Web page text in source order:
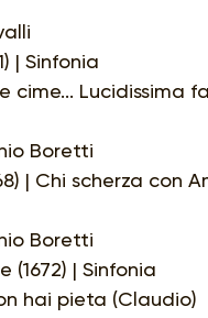
| Sinfonia
cime... Lucidissima
Boretti
| Chi scherza con
Boretti
(1672) | Sinfonia
hai pieta (Claudio)